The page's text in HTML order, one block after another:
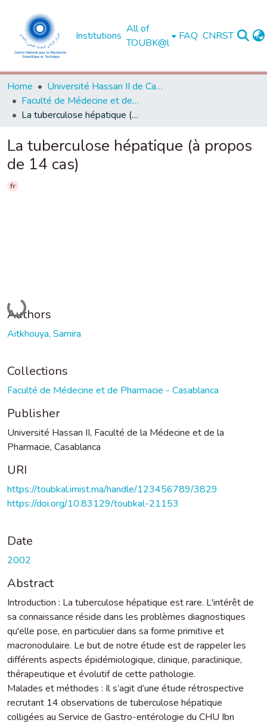
Institutions
All of
TOUBK@l
FAQ CNRST
Home
Université Hassan II de Casablanca
Faculté de Médecine et de Pharmacie - Casablanca
La tuberculose hépatique (à propos de 14 cas)
La tuberculose hépatique (à propos
de 14 cas)
fr
Loading...
Authors
Aitkhouya, Samira
Collections
Faculté de Médecine et de Pharmacie - Casablanca
Publisher
Université Hassan II, Faculté de la Médecine et de la
Pharmacie, Casablanca
URI
https://toubkal.imist.ma/handle/123456789/3829
https://doi.org/10.83129/toubkal-21153
Date
2002
Abstract
Introduction : La tuberculose hépatique est rare. L'intérêt de
sa connaissance réside dans les problèmes diagnostiques
qu'elle pose, en particulier dans sa forme primitive et
macronodulaire. Le but de notre étude est de rappeler les
différents aspects épidémiologique, clinique, paraclinique,
thérapeutique et évolutif de cette pathologie.
Malades et méthodes : Il s’agit d’une étude rétrospective
recrutant 14 observations de tuberculose hépatique
colligées au Service de Gastro-entérologie du CHU Ibn